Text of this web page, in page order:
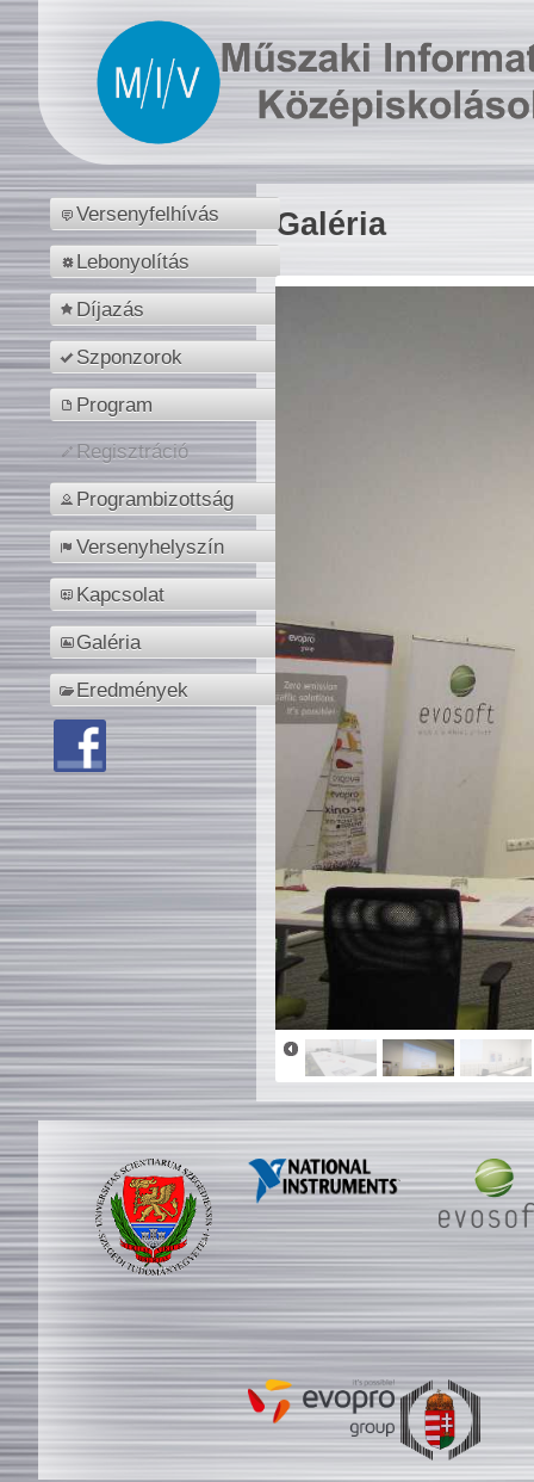
Versenyfelhívás
Lebonyolítás
Díjazás
Szponzorok
Program
Regisztráció
Programbizottság
Versenyhelyszín
Kapcsolat
Galéria
Eredmények
Galéria